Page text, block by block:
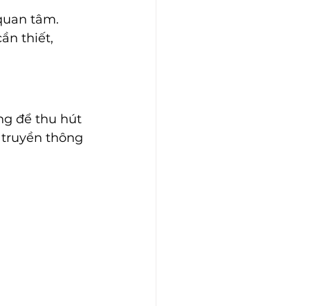
tâm.
thiết,
để thu hút
thông